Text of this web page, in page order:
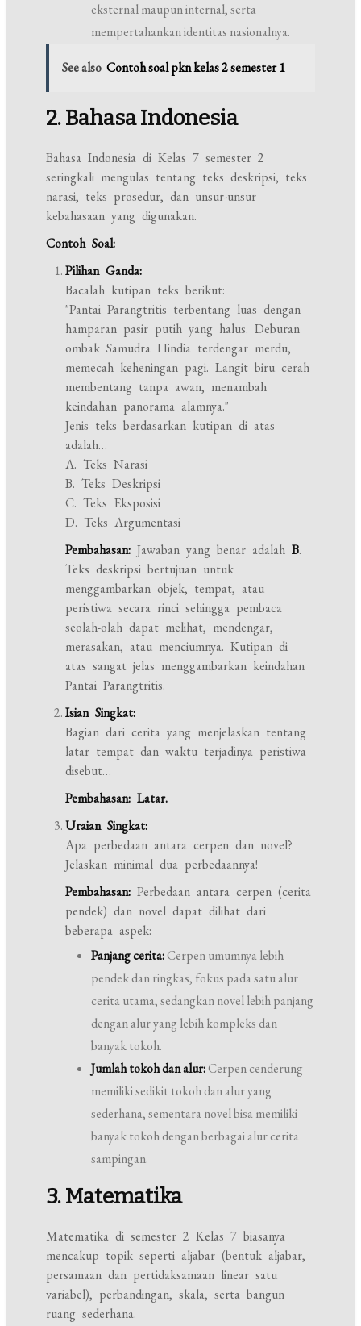
eksternal maupun internal, serta
mempertahankan identitas nasionalnya.
See also Contoh soal pkn kelas 2 semester 1
2. Bahasa Indonesia
Bahasa Indonesia di Kelas 7 semester 2
seringkali mengulas tentang teks deskripsi, teks
narasi, teks prosedur, dan unsur-unsur
kebahasaan yang digunakan.
Contoh Soal:
Pilihan Ganda:
Bacalah kutipan teks berikut:
"Pantai Parangtritis terbentang luas dengan
hamparan pasir putih yang halus. Deburan
ombak Samudra Hindia terdengar merdu,
memecah keheningan pagi. Langit biru cerah
membentang tanpa awan, menambah
keindahan panorama alamnya."
Jenis teks berdasarkan kutipan di atas
adalah…
A. Teks Narasi
B. Teks Deskripsi
C. Teks Eksposisi
D. Teks Argumentasi
Pembahasan: Jawaban yang benar adalahB.
Teks deskripsi bertujuan untuk
menggambarkan objek, tempat, atau
peristiwa secara rinci sehingga pembaca
seolah-olah dapat melihat, mendengar,
merasakan, atau menciumnya. Kutipan di
atas sangat jelas menggambarkan keindahan
Pantai Parangtritis.
Isian Singkat:
Bagian dari cerita yang menjelaskan tentang
latar tempat dan waktu terjadinya peristiwa
disebut…
Pembahasan: Latar.
Uraian Singkat:
Apa perbedaan antara cerpen dan novel?
Jelaskan minimal dua perbedaannya!
Pembahasan: Perbedaan antara cerpen (cerita
pendek) dan novel dapat dilihat dari
beberapa aspek:
Panjang cerita:Cerpen umumnya lebih
pendek dan ringkas, fokus pada satu alur
cerita utama, sedangkan novel lebih panjang
dengan alur yang lebih kompleks dan
banyak tokoh.
Jumlah tokoh dan alur:Cerpen cenderung
memiliki sedikit tokoh dan alur yang
sederhana, sementara novel bisa memiliki
banyak tokoh dengan berbagai alur cerita
sampingan.
3. Matematika
Matematika di semester 2 Kelas 7 biasanya
mencakup topik seperti aljabar (bentuk aljabar,
persamaan dan pertidaksamaan linear satu
variabel), perbandingan, skala, serta bangun
ruang sederhana.